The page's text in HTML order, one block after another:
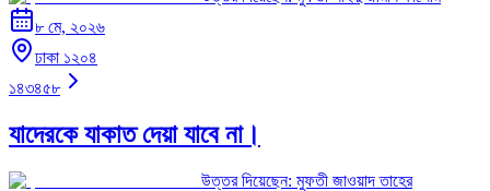
৮ মে, ২০২৬
ঢাকা ১২০৪
১৪৩৪৫৮
যাদেরকে যাকাত দেয়া যাবে না।
উত্তর দিয়েছেন: মুফতী জাওয়াদ তাহের